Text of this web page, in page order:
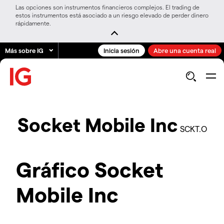
Las opciones son instrumentos financieros complejos. El trading de
estos instrumentos está asociado a un riesgo elevado de perder dinero
rápidamente.
Más sobre IG Inicia sesión Abre una cuenta real
Socket Mobile Inc SCKT.O
Gráfico Socket
Mobile Inc